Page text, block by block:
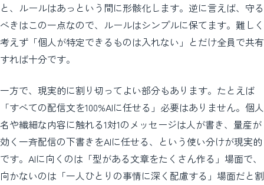
と、ルールはあっという間に形骸化します。逆に言えば、守る
べきはこの一点なので、ルールはシンプルに保てます。難しく
考えず「個人が特定できるものは入れない」とだけ全員で共有
すれば十分です。
一方で、現実的に割り切ってよい部分もあります。たとえば
「すべての配信文を100%AIに任せる」必要はありません。個人
名や繊細な内容に触れる1対1のメッセージは人が書き、量産が
効く一斉配信の下書きをAIに任せる、という使い分けが現実的
です。AIに向くのは「型がある文章をたくさん作る」場面で、
向かないのは「一人ひとりの事情に深く配慮する」場面だと割